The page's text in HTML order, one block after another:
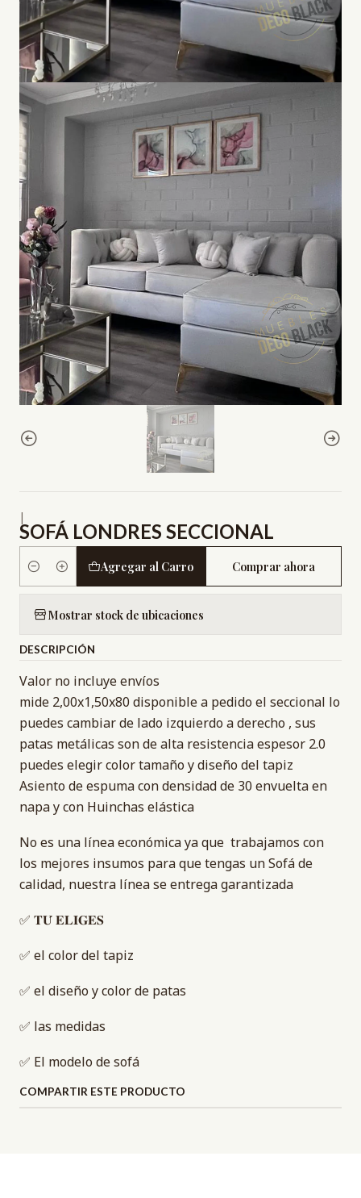
|
SOFÁ LONDRES SECCIONAL
Cantidad
Agregar al Carro Comprar ahora
Mostrar stock de ubicaciones
DESCRIPCIÓN
Valor no incluye envíos
mide 2,00x1,50x80 disponible a pedido el seccional lo
puedes cambiar de lado izquierdo a derecho , sus
patas metálicas son de alta resistencia espesor 2.0
puedes elegir color tamaño y diseño del tapiz
Asiento de espuma con densidad de 30 envuelta en
napa y con Huinchas elástica
No es una línea económica ya que trabajamos con
los mejores insumos para que tengas un Sofá de
calidad, nuestra línea se entrega garantizada
✅ 𝐓𝐔́ 𝐄𝐋𝐈𝐆𝐄𝐒
✅ el color del tapiz
✅ el diseño y color de patas
✅ las medidas
✅ El modelo de sofá
COMPARTIR ESTE PRODUCTO